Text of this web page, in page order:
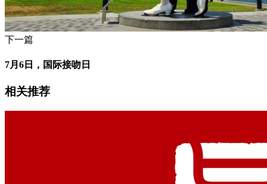
下一篇
7月6日，国际接吻日
相关推荐